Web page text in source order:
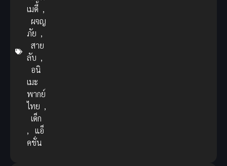
เมดี้ ,
ผจญ
ภัย ,
สาย
ลับ ,
อนิ
เมะ
พากย์
ไทย ,
เด็ก
,
แอ็
คชั่น